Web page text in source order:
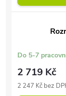
Do 5-7
2 719 Kč
2 247 Kč bez